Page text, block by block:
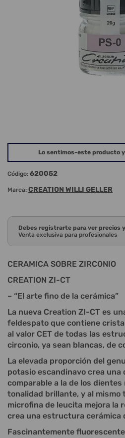
Lo sentimos-este producto
Código: 620052
Marca: CREATION WILLI GELLER
Debes registrarte para ver precios
Venta exclusiva para profesionales
CERAMICA SOBRE ZIRCONIO
CREATION ZI-CT
– “El arte fino de la cerámica”
La nueva Creation ZI-CT es
feldespato que contiene
al valor CET de todas las
circonio, ya sean blancas, de
La elevada proporción del
potasio escandinavo crea una
comparable a la de los
tonalidad brillante, y al
microfina de leucita mejora la
crea una estructura cerámica
Fascinantemente